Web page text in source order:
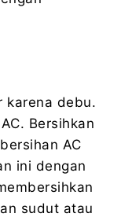
karena debu.
Bersihkan
AC
ini dengan
sudut atau